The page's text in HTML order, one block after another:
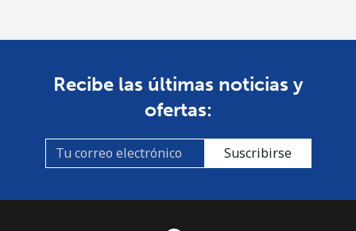
Recibe las últimas noticias y
ofertas:
Suscribirse